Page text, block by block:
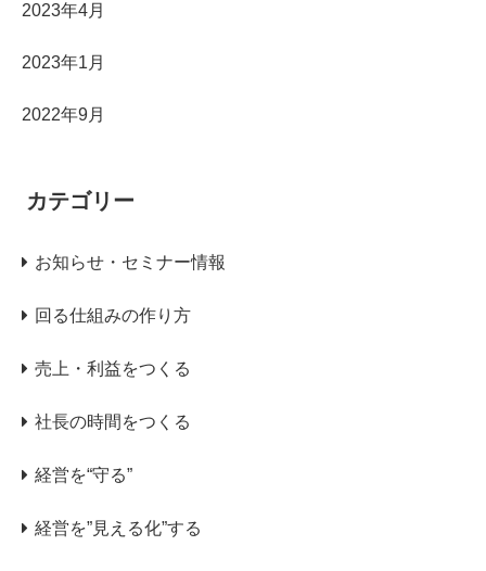
2023年4月
2023年1月
2022年9月
カテゴリー
お知らせ・セミナー情報
回る仕組みの作り方
売上・利益をつくる
社長の時間をつくる
経営を“守る”
経営を”見える化”する